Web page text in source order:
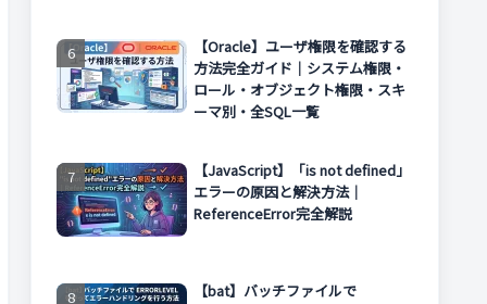
【Oracle】ユーザ権限を確認する
方法完全ガイド｜システム権限・
ロール・オブジェクト権限・スキ
ーマ別・全SQL一覧
【JavaScript】「is not defined」
エラーの原因と解決方法｜
ReferenceError完全解説
【bat】バッチファイルで